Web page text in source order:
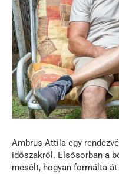
Ambrus Attila egy
időszakról. Elsősorban a
mesélt, hogyan formálta